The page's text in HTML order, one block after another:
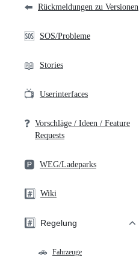
⬅️ Rückmeldungen zu Versionen
🆘 SOS/Probleme
📖 Stories
📺 Userinterfaces
❓ Vorschläge / Ideen / Feature
Requests
🅿️ WEG/Ladeparks
#️⃣ Wiki
#️⃣ Regelung
🚗 Fahrzeuge